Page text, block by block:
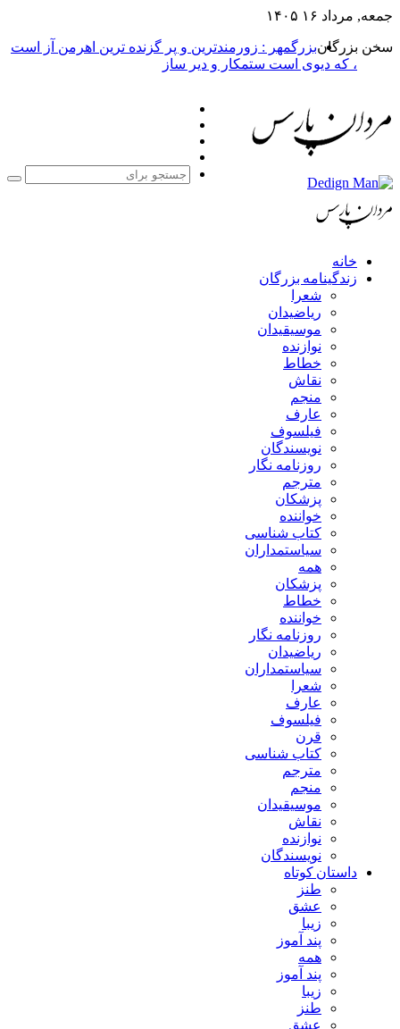
جمعه, مرداد ۱۶ ۱۴۰۵
سخن بزرگانبزرگمهر : زورمندترین و پر گزنده ترین اهرمن آز است
، که دیوی است ستمکار و دیر ساز
خانه
زندگینامه بزرگان
شعرا
ریاضیدان
موسیقیدان
نوازنده
خطاط
نقاش
منجم
عارف
فیلسوف
نویسندگان
روزنامه نگار
مترجم
پزشکان
خواننده
کتاب شناسی
سیاستمداران
همه
پزشکان
خطاط
خواننده
روزنامه نگار
ریاضیدان
سیاستمداران
شعرا
عارف
فیلسوف
قرن
کتاب شناسی
مترجم
منجم
موسیقیدان
نقاش
نوازنده
نویسندگان
داستان کوتاه
طنز
عشق
زیبا
پند آموز
همه
پند آموز
زیبا
طنز
عشق